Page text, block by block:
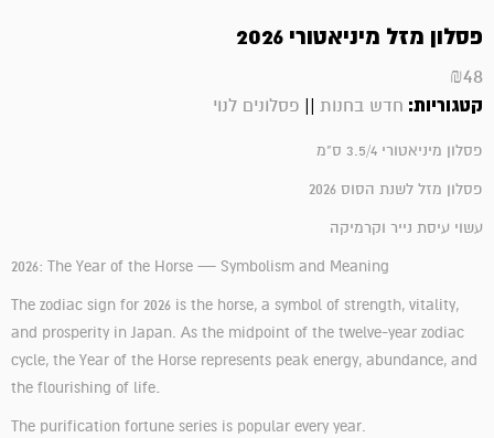
פסלון מזל מיניאטורי 2026
₪48
קטגוריות: חדש בחנות || פסלונים לנוי
פסלון מיניאטורי 3.5/4 ס"מ
פסלון מזל לשנת הסוס 2026
עשוי עיסת נייר וקרמיקה
2026: The Year of the Horse — Symbolism and Meaning
The zodiac sign for 2026 is the horse, a symbol of strength, vitality,
and prosperity in Japan. As the midpoint of the twelve-year zodiac
cycle, the Year of the Horse represents peak energy, abundance, and
the flourishing of life.
The purification fortune series is popular every year.